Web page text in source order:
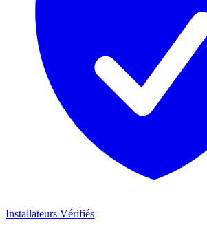
Installateurs Vérifiés